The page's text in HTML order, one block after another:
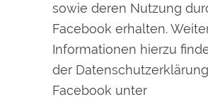
sowie deren Nutzung
Facebook erhalten.
Informationen hierzu
der
Facebook unter